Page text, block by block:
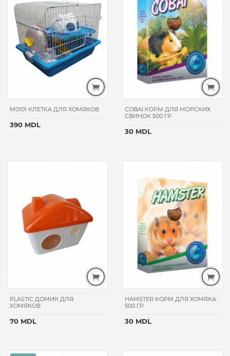
M0101 КЛЕТКА ДЛЯ ХОМЯКОВ
390 MDL
COBAI КОРМ ДЛЯ МОРСКИХ
СВИНОК 500 ГР
30 MDL
PLASTIC ДОМИК ДЛЯ
ХОМЯКОВ
70 MDL
HAMSTER КОРМ ДЛЯ ХОМЯКА
500 ГР
30 MDL